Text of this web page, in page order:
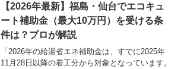
【2026年最新】福島・仙台でエコキュ
ート補助金（最大10万円）を受ける条
件は？プロが解説
「2026年の給湯省エネ補助金は、すでに2025年
11月28日以降の着工分から対象となっています。